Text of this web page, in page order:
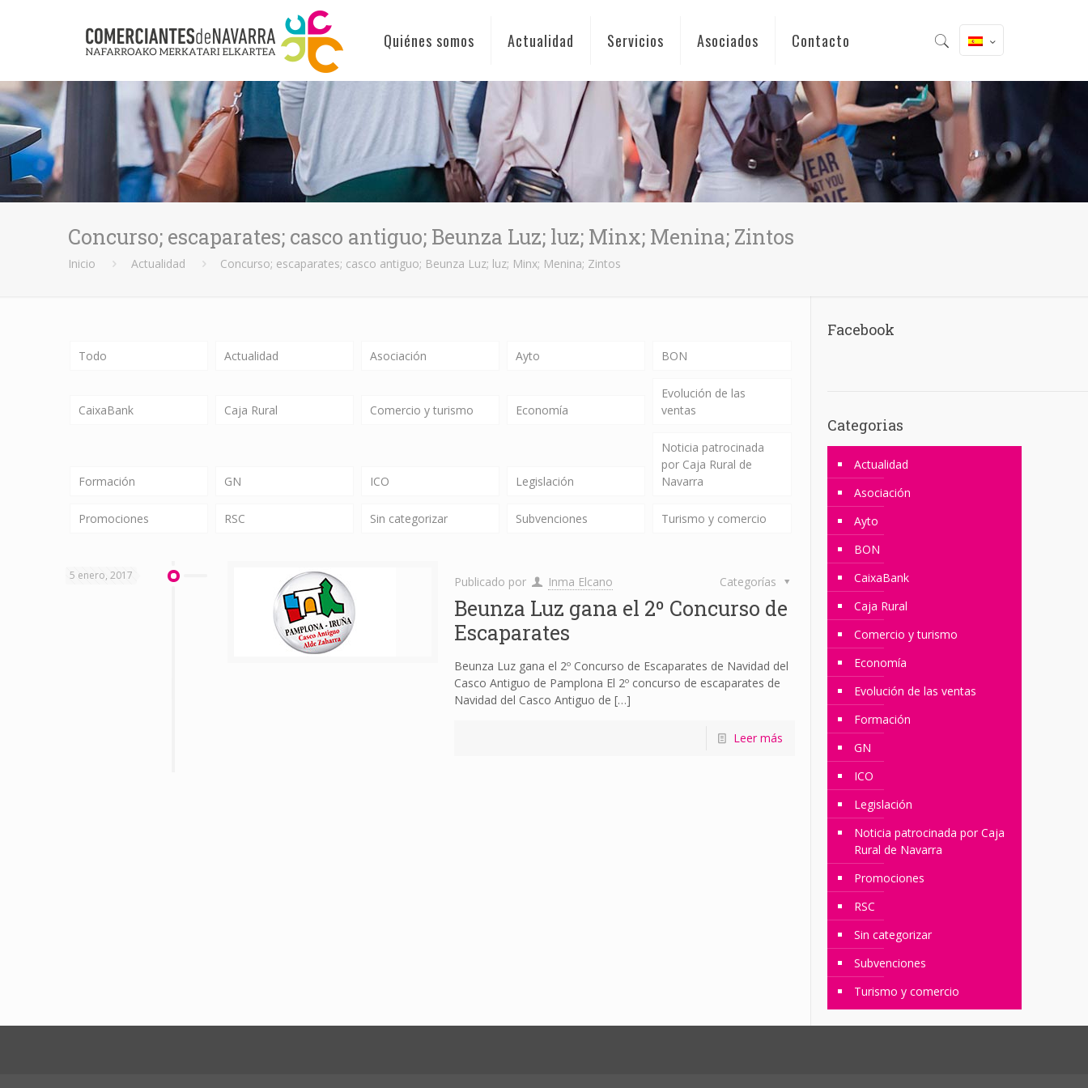
Quiénes somos Actualidad Servicios Asociados Contacto
Concurso; escaparates; casco antiguo; Beunza Luz; luz; Minx; Menina; Zintos
Inicio Actualidad Concurso; escaparates; casco antiguo; Beunza Luz; luz; Minx; Menina; Zintos
Todo Actualidad Asociación Ayto BON
CaixaBank Caja Rural Comercio y turismo Economía
Evolución de las
ventas
Formación GN ICO Legislación
Noticia patrocinada
por Caja Rural de
Navarra
Promociones RSC Sin categorizar Subvenciones Turismo y comercio
5 enero, 2017 Publicado por Inma Elcano Categorías
Beunza Luz gana el 2º Concurso de
Escaparates
Beunza Luz gana el 2º Concurso de Escaparates de Navidad del
Casco Antiguo de Pamplona El 2º concurso de escaparates de
Navidad del Casco Antiguo de […]
Leer más
Facebook
Categorias
Actualidad
Asociación
Ayto
BON
CaixaBank
Caja Rural
Comercio y turismo
Economía
Evolución de las ventas
Formación
GN
ICO
Legislación
Noticia patrocinada por Caja
Rural de Navarra
Promociones
RSC
Sin categorizar
Subvenciones
Turismo y comercio